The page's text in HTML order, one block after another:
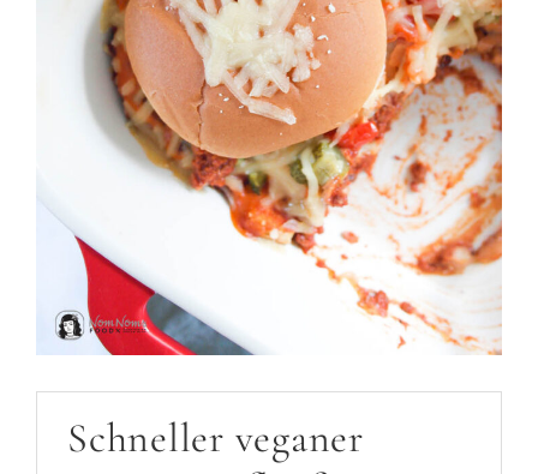
Schneller veganer